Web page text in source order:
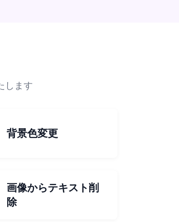
します
背景色変更
画像からテキスト削
除